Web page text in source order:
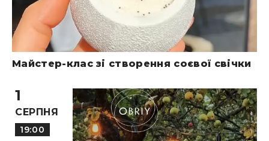
Майстер-клас зі створення соєвої свічки
1
СЕРПНЯ
19:00